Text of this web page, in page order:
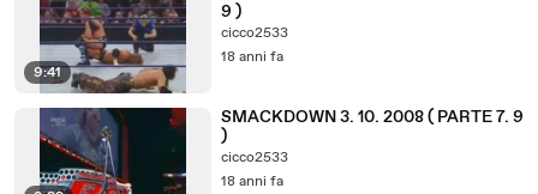
9:41
9 )
cicco2533
18 anni fa
SMACKDOWN 3. 10. 2008 ( PARTE 7. 9
)
cicco2533
18 anni fa